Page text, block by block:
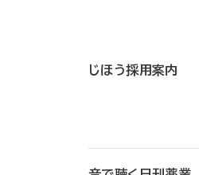
じほう採用案内